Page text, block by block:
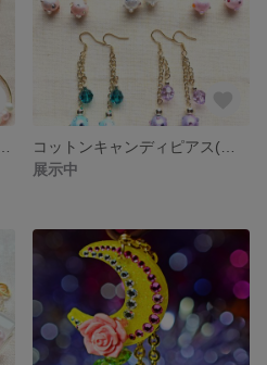
展示中